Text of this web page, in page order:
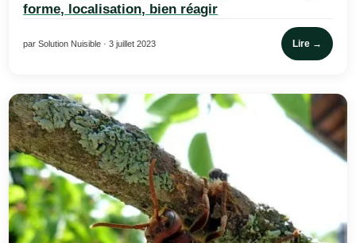
forme, localisation, bien réagir
par Solution Nuisible · 3 juillet 2023 Lire →